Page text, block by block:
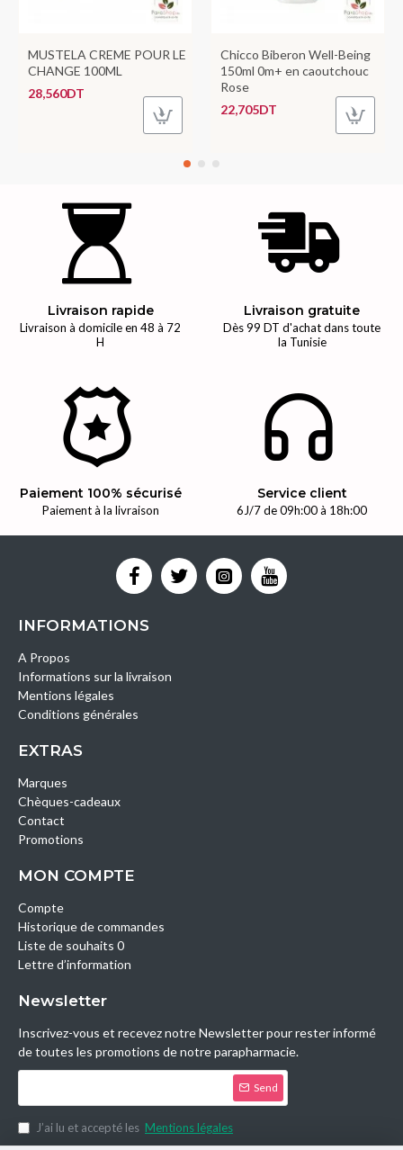
MUSTELA CREME POUR LE
CHANGE 100ML
28,560DT
Chicco Biberon Well-Being
150ml 0m+ en caoutchouc
Rose
22,705DT
Livraison rapide
Livraison à domicile en 48 à 72
H
Livraison gratuite
Dès 99 DT d'achat dans toute
la Tunisie
Paiement 100% sécurisé
Paiement à la livraison
Service client
6J/7 de 09h:00 à 18h:00
INFORMATIONS
A Propos
Informations sur la livraison
Mentions légales
Conditions générales
EXTRAS
Marques
Chèques-cadeaux
Contact
Promotions
MON COMPTE
Compte
Historique de commandes
Liste de souhaits 0
Lettre d’information
Newsletter
Inscrivez-vous et recevez notre Newsletter pour rester informé
de toutes les promotions de notre parapharmacie.
Send
J’ai lu et accepté les Mentions légales